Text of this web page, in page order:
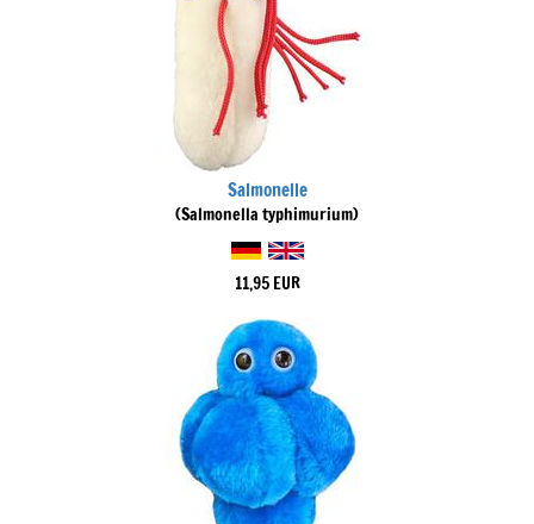
Salmonelle
(Salmonella typhimurium)
11,95 EUR